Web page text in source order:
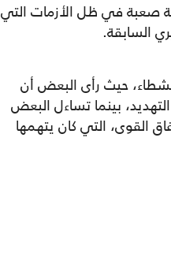
صعبة في ظل الأزمات التي
السابقة.
حيث رأى البعض أن
بينما تساءل البعض
القوى، التي كان يتهمها